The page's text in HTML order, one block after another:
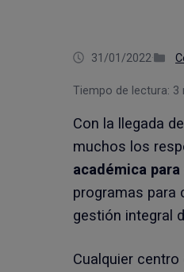
31/01/2022·
Tiempo de lectura: 3
Con la llegada
muchos los
académica
programas para
gestión integral
Cualquier